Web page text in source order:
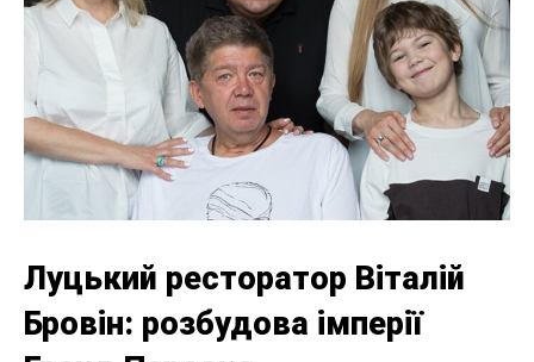
Луцький ресторатор Віталій
Бровін: розбудова імперії